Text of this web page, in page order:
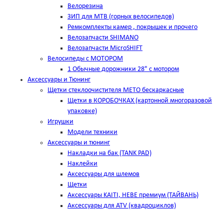
Велорезина
ЗИП для MTB (горных велосипедов)
Ремкомплекты камер , покрышек и прочего
Велозапчасти SHIMANO
Велозапчасти MicroSHIFT
Велосипеды с МОТОРОМ
1 Обычные дорожники 28" с мотором
Аксессуары и Тюнинг
Щетки стеклоочистителя METO бескаркасные
Щетки в КОРОБОЧКАХ (картонной многоразовой
упаковке)
Игрушки
Модели техники
Аксессуары и тюнинг
Накладки на бак (TANK PAD)
Наклейки
Аксессуары для шлемов
Щетки
Аксессуары KAITI, HEBE премиум (ТАЙВАНЬ)
Аксессуары для ATV (квадроциклов)